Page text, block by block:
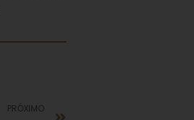
PRÓXIMO